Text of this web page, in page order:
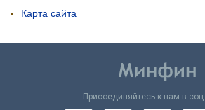
Карта сайта
Присоединяйтесь к нам в